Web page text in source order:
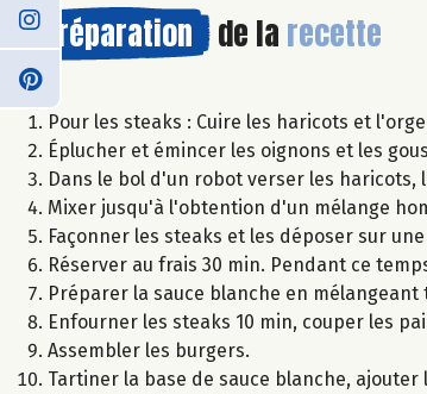
Préparation de la recette
Pour les steaks : Cuire les haricots et
Éplucher et émincer les oignons et les
Dans le bol d'un robot verser les haricots,
Mixer jusqu'à l'obtention d'un mélange
Façonner les steaks et les déposer sur
Réserver au frais 30 min. Pendant ce
Préparer la sauce blanche en
Enfourner les steaks 10 min, couper les
Assembler les burgers.
Tartiner la base de sauce blanche,